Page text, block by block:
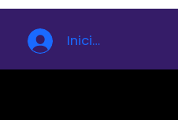
Iniciar sesión